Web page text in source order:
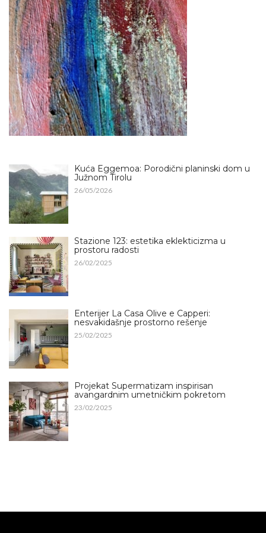
Kuća Eggemoa: Porodični planinski dom u
Južnom Tirolu
26/05/2026
Stazione 123: estetika eklekticizma u
prostoru radosti
26/02/2025
Enterijer La Casa Olive e Capperi:
nesvakidašnje prostorno rešenje
25/02/2025
Projekat Supermatizam inspirisan
avangardnim umetničkim pokretom
23/02/2025